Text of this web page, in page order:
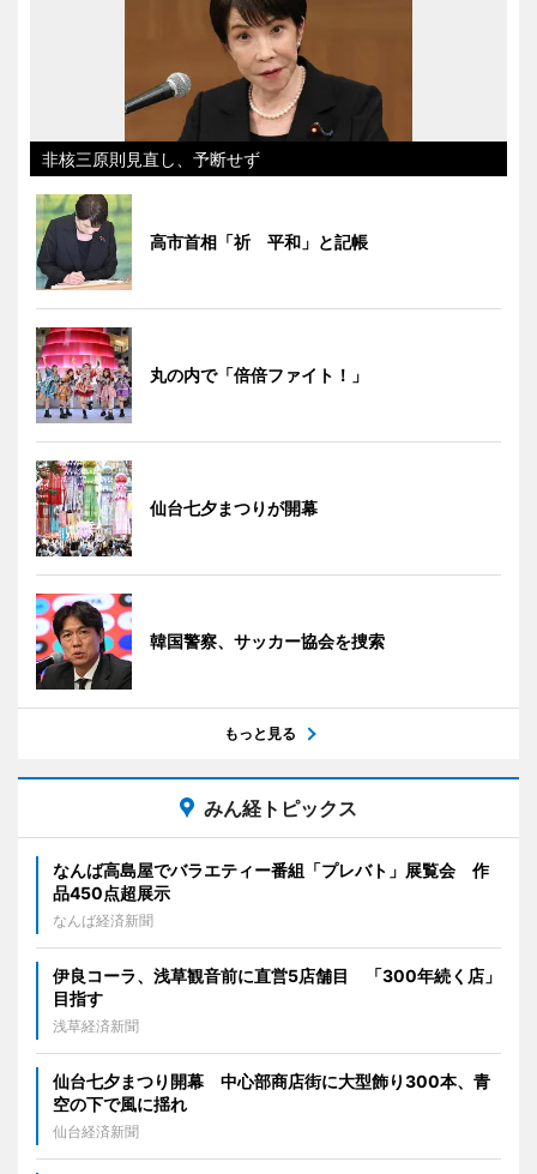
非核三原則見直し、予断せず
高市首相「祈 平和」と記帳
丸の内で「倍倍ファイト！」
仙台七夕まつりが開幕
韓国警察、サッカー協会を捜索
もっと見る
みん経トピックス
なんば高島屋でバラエティー番組「プレバト」展覧会 作
品450点超展示
なんば経済新聞
伊良コーラ、浅草観音前に直営5店舗目 「300年続く店」
目指す
浅草経済新聞
仙台七夕まつり開幕 中心部商店街に大型飾り300本、青
空の下で風に揺れ
仙台経済新聞